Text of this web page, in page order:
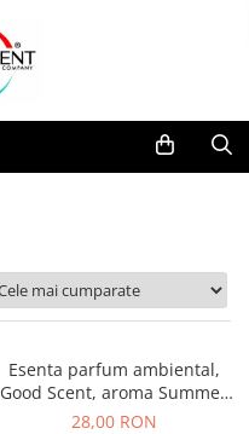
Esenta parfum ambiental,
Good Scent, aroma Summer
Melon, 20 g
28,00 RON